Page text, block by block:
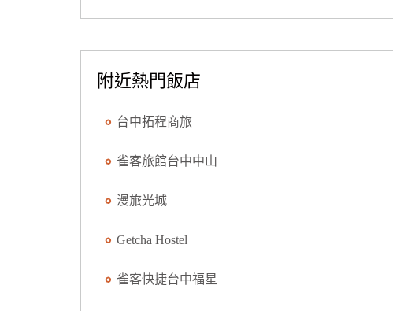
附近熱門飯店
台中拓程商旅
雀客旅館台中中山
漫旅光城
Getcha Hostel
雀客快捷台中福星